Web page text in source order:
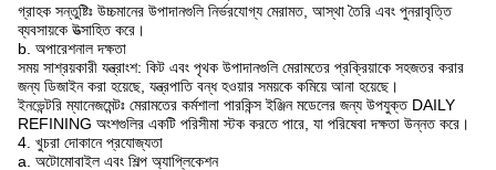
গ্রাহক সন্তুষ্টিঃ উচ্চমানের উপাদানগুলি নির্ভরযোগ্য মেরামত, আস্থা তৈরি এবং পুনরাবৃত্তি
ব্যবসায়কে উত্সাহিত করে।
b. অপারেশনাল দক্ষতা
সময় সাশ্রয়কারী যন্ত্রাংশ: কিট এবং পৃথক উপাদানগুলি মেরামতের প্রক্রিয়াকে সহজতর করার
জন্য ডিজাইন করা হয়েছে, যন্ত্রপাতি বন্ধ হওয়ার সময়কে কমিয়ে আনা হয়েছে।
ইনভেন্টরি ম্যানেজমেন্টঃ মেরামতের কর্মশালা পারকিন্স ইঞ্জিন মডেলের জন্য উপযুক্ত DAILY
REFINING অংশগুলির একটি পরিসীমা স্টক করতে পারে, যা পরিষেবা দক্ষতা উন্নত করে।
4. খুচরা দোকানে প্রযোজ্যতা
a. অটোমোবাইল এবং শিল্প অ্যাপ্লিকেশন